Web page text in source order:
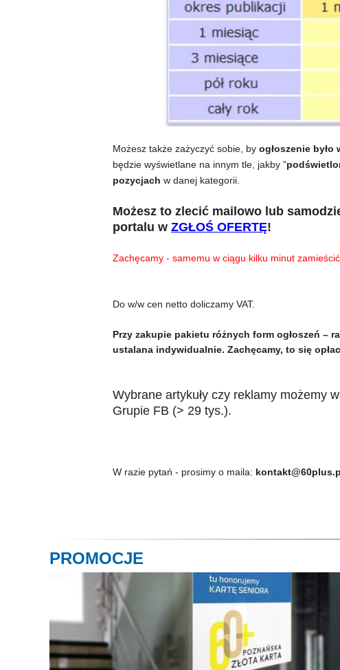
Możesz także zażyczyć sobie, by ogłoszenie było
będzie wyświetlane na innym tle, jakby "
pozycjach w danej kategorii.
Możesz to zlecić mailowo lub
portalu w ZGŁOŚ OFERTĘ!
Zachęcamy - samemu w ciągu kilku minut zamieścić
Do w/w cen netto doliczamy VAT.
Przy zakupie pakietu różnych form ogłoszeń –
ustalana indywidualnie. Zachęcamy, to się
Wybrane artykuły czy reklamy możemy
Grupie FB (> 29 tys.).
W razie pytań - prosimy o maila:
PROMOCJE